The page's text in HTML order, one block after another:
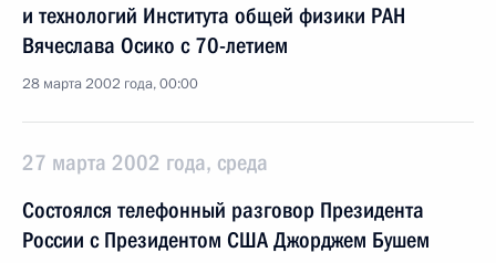
и технологий Института общей физики РАН
Вячеслава Осико с 70-летием
28 марта 2002 года, 00:00
27 марта 2002 года, среда
Состоялся телефонный разговор Президента
России с Президентом США Джорджем Бушем